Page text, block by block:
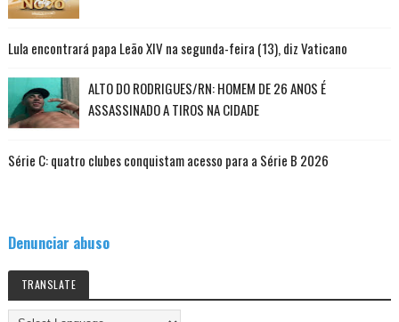
Lula encontrará papa Leão XIV na segunda-feira (13), diz Vaticano
ALTO DO RODRIGUES/RN: HOMEM DE 26 ANOS É
ASSASSINADO A TIROS NA CIDADE
Série C: quatro clubes conquistam acesso para a Série B 2026
Denunciar abuso
TRANSLATE